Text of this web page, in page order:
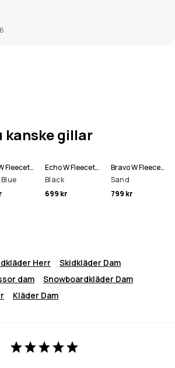
kanske gillar
Echo W Fleecetröja Kvinna
Echo W Fleecetröja Kvinna
Black
699 kr
Bravo W Fleecetröja Kvinna
Sand
799 kr
Herr
Skidkläder Dam
dam
Snowboardkläder Dam
Kläder Dam